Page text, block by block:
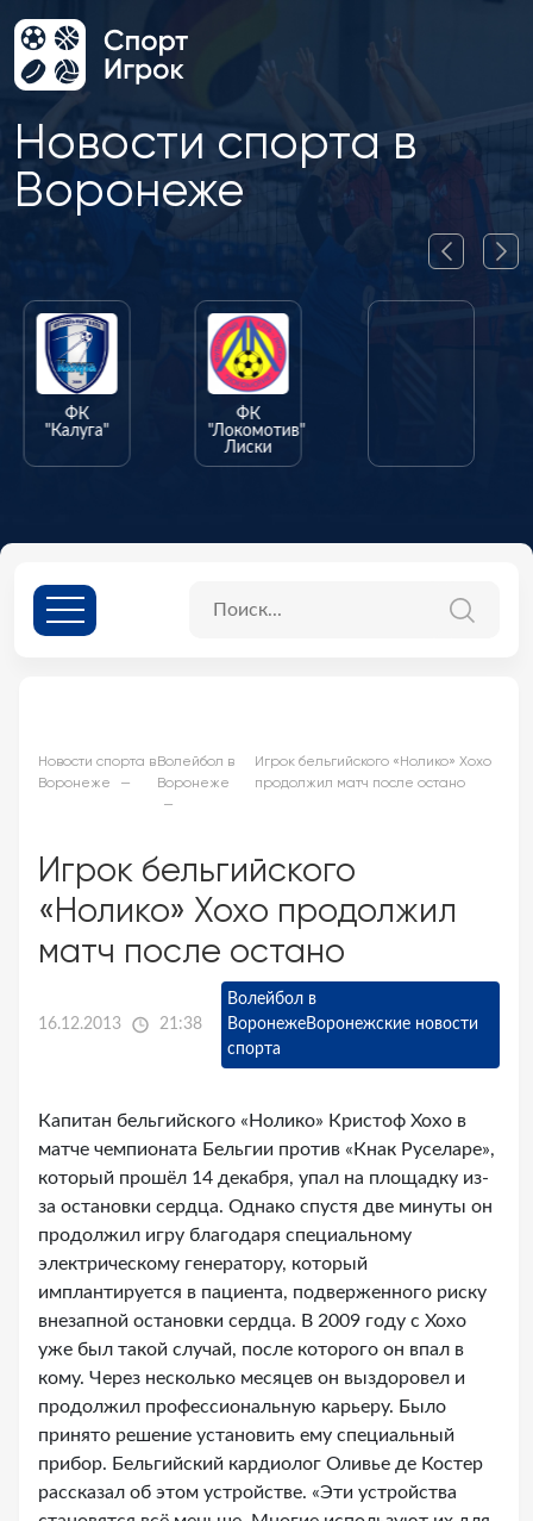
Новости спорта в
Воронеже
ФК
"Калуга"
ФК
"Локомотив"
Лиски
Новости спорта в
Воронеже
Волейбол в
Воронеже
Игрок бельгийского «Нолико» Хохо
продолжил матч после остано
Игрок бельгийского
«Нолико» Хохо продолжил
матч после остано
16.12.2013 21:38
Волейбол в
ВоронежеВоронежские новости
спорта
Капитан бельгийского «Нолико» Кристоф Хохо в
матче чемпионата Бельгии против «Кнак Руселаре»,
который прошёл 14 декабря, упал на площадку из-
за остановки сердца. Однако спустя две минуты он
продолжил игру благодаря специальному
электрическому генератору, который
имплантируется в пациента, подверженного риску
внезапной остановки сердца. В 2009 году с Хохо
уже был такой случай, после которого он впал в
кому. Через несколько месяцев он выздоровел и
продолжил профессиональную карьеру. Было
принято решение установить ему специальный
прибор. Бельгийский кардиолог Оливье де Костер
рассказал об этом устройстве. «Эти устройства